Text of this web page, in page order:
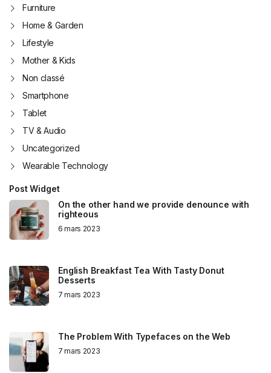
Furniture
Home & Garden
Lifestyle
Mother & Kids
Non classé
Smartphone
Tablet
TV & Audio
Uncategorized
Wearable Technology
Post Widget
On the other hand we provide denounce with
righteous
6 mars 2023
English Breakfast Tea With Tasty Donut
Desserts
7 mars 2023
The Problem With Typefaces on the Web
7 mars 2023